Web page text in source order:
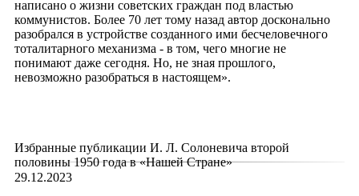
написано о жизни советских граждан под властью
коммунистов. Более 70 лет тому назад автор досконально
разобрался в устройстве созданного ими бесчеловечного
тоталитарного механизма - в том, чего многие не
понимают даже сегодня. Но, не зная прошлого,
невозможно разобраться в настоящем».
Избранные публикации И. Л. Солоневича второй
половины 1950 года в «Нашей Стране»
29.12.2023